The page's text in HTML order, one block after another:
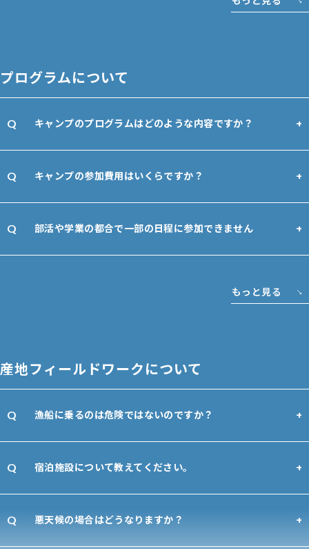
プログラムについて
キャンプのプログラムはどのような内容ですか？
キャンプの参加費用はいくらですか？
部活や学業の都合で一部の日程に参加できません
もっと見る
産地フィールドワークについて
漁船に乗るのは危険ではないのですか？
宿泊施設について教えてください。
悪天候の場合はどうなりますか？